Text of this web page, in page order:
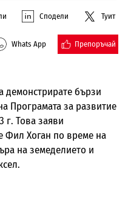
Сподели Туит
Whats App Препоръчай
демонстрирате бързи
Програмата за развитие
г. Това заяви
Фил Хоган по време на
на земеделието и